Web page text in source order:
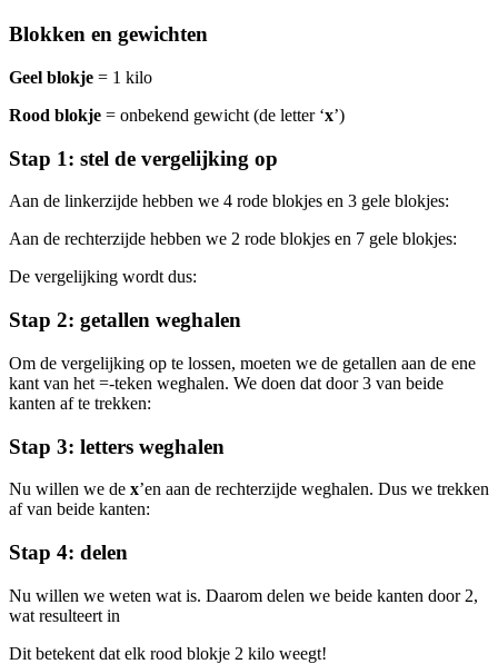
Blokken en gewichten
Geel blokje = 1 kilo
Rood blokje = onbekend gewicht (de letter ‘x’)
Stap 1: stel de vergelijking op
Aan de linkerzijde hebben we 4 rode blokjes en 3 gele blokjes:
Aan de rechterzijde hebben we 2 rode blokjes en 7 gele blokjes:
De vergelijking wordt dus:
Stap 2: getallen weghalen
Om de vergelijking op te lossen, moeten we de getallen aan de ene
kant van het =-teken weghalen. We doen dat door 3 van beide
kanten af te trekken:
Stap 3: letters weghalen
Nu willen we de x’en aan de rechterzijde weghalen. Dus we trekken
af van beide kanten:
Stap 4: delen
Nu willen we weten wat is. Daarom delen we beide kanten door 2,
wat resulteert in
Dit betekent dat elk rood blokje 2 kilo weegt!